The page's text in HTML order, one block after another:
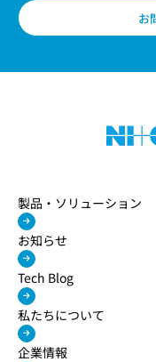
お
製品・ソリューション
お知らせ
Tech Blog
私たちについて
企業情報